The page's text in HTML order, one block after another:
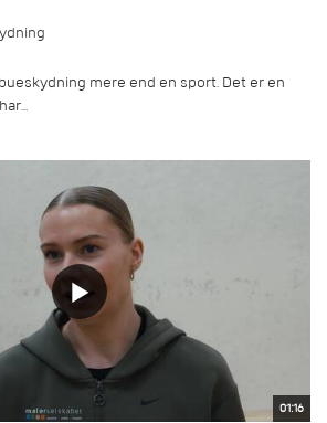
mere end en sport. Det er en
01:16